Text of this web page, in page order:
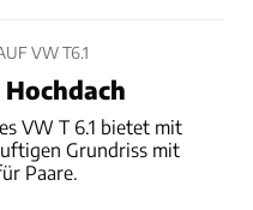
VW T6.1
VW T 6.1 bietet mit
Grundriss mit
Paare.